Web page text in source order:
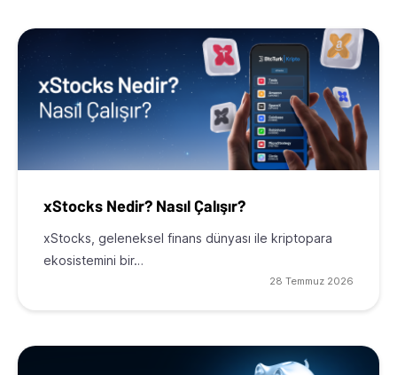
xStocks Nedir? Nasıl Çalışır?
xStocks, geleneksel finans dünyası ile kriptopara
ekosistemini bir…
28 Temmuz 2026